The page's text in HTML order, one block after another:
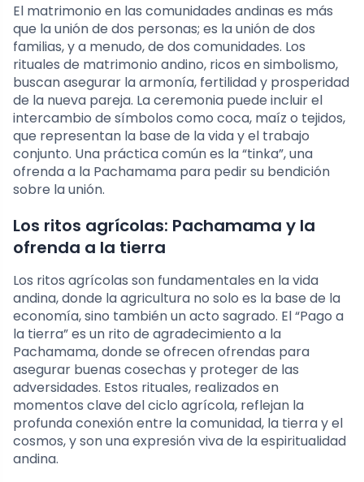
El matrimonio en las comunidades andinas es más
que la unión de dos personas; es la unión de dos
familias, y a menudo, de dos comunidades. Los
rituales de matrimonio andino, ricos en simbolismo,
buscan asegurar la armonía, fertilidad y prosperidad
de la nueva pareja. La ceremonia puede incluir el
intercambio de símbolos como coca, maíz o tejidos,
que representan la base de la vida y el trabajo
conjunto. Una práctica común es la “tinka”, una
ofrenda a la Pachamama para pedir su bendición
sobre la unión.
Los ritos agrícolas: Pachamama y la
ofrenda a la tierra
Los ritos agrícolas son fundamentales en la vida
andina, donde la agricultura no solo es la base de la
economía, sino también un acto sagrado. El “Pago a
la tierra” es un rito de agradecimiento a la
Pachamama, donde se ofrecen ofrendas para
asegurar buenas cosechas y proteger de las
adversidades. Estos rituales, realizados en
momentos clave del ciclo agrícola, reflejan la
profunda conexión entre la comunidad, la tierra y el
cosmos, y son una expresión viva de la espiritualidad
andina.